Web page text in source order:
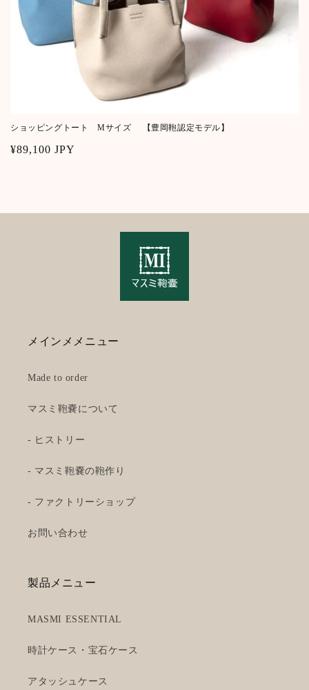
ショッピングトート Mサイズ 【豊岡鞄認定モデル】
Regular
¥89,100 JPY
メインメメニュー
Made to order
マスミ鞄嚢について
- ヒストリー
- マスミ鞄嚢の鞄作り
- ファクトリーショップ
お問い合わせ
製品メニュー
MASMI ESSENTIAL
時計ケース・宝石ケース
アタッシュケース